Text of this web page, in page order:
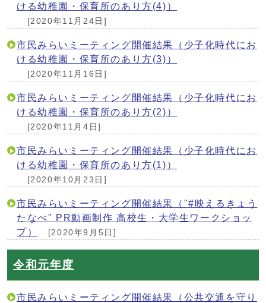
ける幼稚園・保育所のあり方(4)）
[2020年11月24日]
市民みらいミーティング開催結果（少子化時代にお
ける幼稚園・保育所のあり方(3)）
[2020年11月16日]
市民みらいミーティング開催結果（少子化時代にお
ける幼稚園・保育所のあり方(2)）
[2020年11月4日]
市民みらいミーティング開催結果（少子化時代にお
ける幼稚園・保育所のあり方(1)）
[2020年10月23日]
市民みらいミーティング開催結果（"#映えるきょう
たなべ" PR動画制作 高校生・大学生ワークショッ
プ）
[2020年9月5日]
令和元年度
市民みらいミーティング開催結果（公共交通を守り